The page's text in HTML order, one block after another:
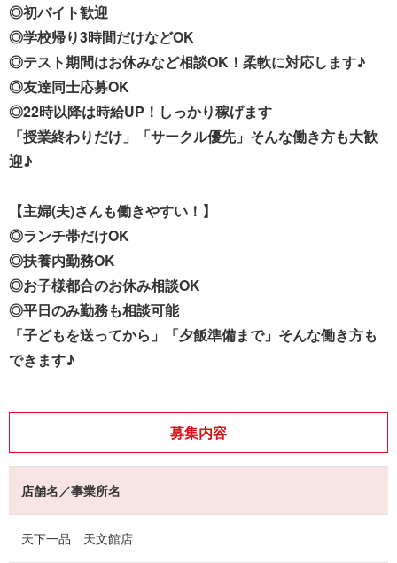
◎初バイト歓迎
◎学校帰り3時間だけなどOK
◎テスト期間はお休みなど相談OK！柔軟に対応します♪
◎友達同士応募OK
◎22時以降は時給UP！しっかり稼げます
「授業終わりだけ」「サークル優先」そんな働き方も大歓
迎♪
【主婦(夫)さんも働きやすい！】
◎ランチ帯だけOK
◎扶養内勤務OK
◎お子様都合のお休み相談OK
◎平日のみ勤務も相談可能
「子どもを送ってから」「夕飯準備まで」そんな働き方も
できます♪
募集内容
店舗名／事業所名
天下一品 天文館店